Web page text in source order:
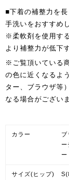
■下着の補整力を長
手洗いをおすすめ
※柔軟剤を使用す
より補整力が低下
※ご覧頂いている
の色に近くなるよ
ター、ブラウザ等
なる場合がござい
カラー
ー
ー
サイズ(ヒップ)